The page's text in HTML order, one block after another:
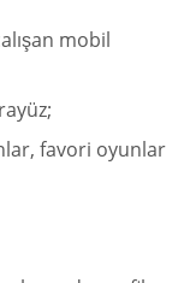
mobil
favori oyunlar